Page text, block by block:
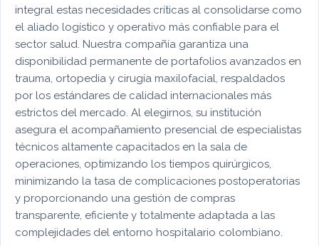
integral estas necesidades críticas al consolidarse como
el aliado logístico y operativo más confiable para el
sector salud. Nuestra compañía garantiza una
disponibilidad permanente de portafolios avanzados en
trauma, ortopedia y cirugía maxilofacial, respaldados
por los estándares de calidad internacionales más
estrictos del mercado. Al elegirnos, su institución
asegura el acompañamiento presencial de especialistas
técnicos altamente capacitados en la sala de
operaciones, optimizando los tiempos quirúrgicos,
minimizando la tasa de complicaciones postoperatorias
y proporcionando una gestión de compras
transparente, eficiente y totalmente adaptada a las
complejidades del entorno hospitalario colombiano.